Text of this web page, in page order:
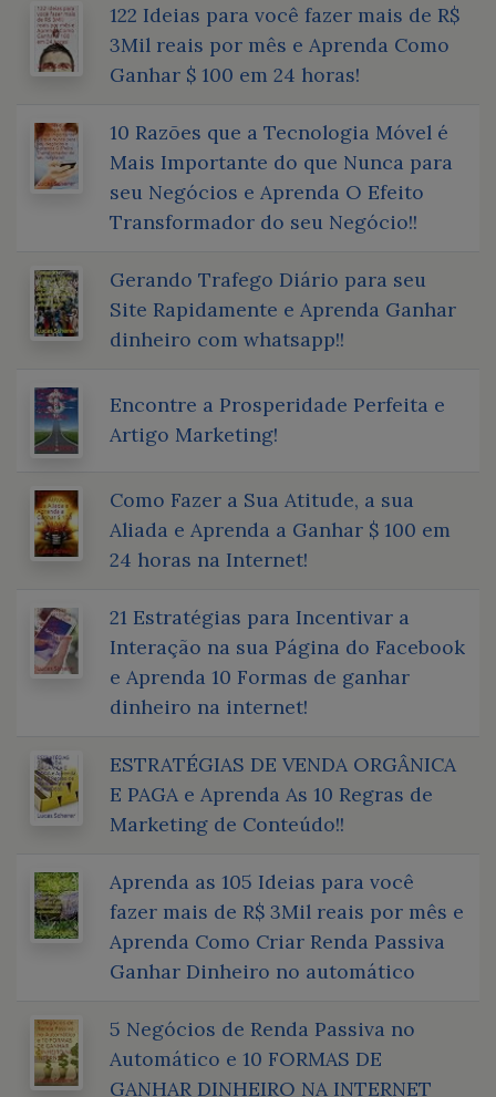
122 Ideias para você fazer mais de R$
3Mil reais por mês e Aprenda Como
Ganhar $ 100 em 24 horas!
10 Razões que a Tecnologia Móvel é
Mais Importante do que Nunca para
seu Negócios e Aprenda O Efeito
Transformador do seu Negócio!!
Gerando Trafego Diário para seu
Site Rapidamente e Aprenda Ganhar
dinheiro com whatsapp!!
Encontre a Prosperidade Perfeita e
Artigo Marketing!
Como Fazer a Sua Atitude, a sua
Aliada e Aprenda a Ganhar $ 100 em
24 horas na Internet!
21 Estratégias para Incentivar a
Interação na sua Página do Facebook
e Aprenda 10 Formas de ganhar
dinheiro na internet!
ESTRATÉGIAS DE VENDA ORGÂNICA
E PAGA e Aprenda As 10 Regras de
Marketing de Conteúdo!!
Aprenda as 105 Ideias para você
fazer mais de R$ 3Mil reais por mês e
Aprenda Como Criar Renda Passiva
Ganhar Dinheiro no automático
5 Negócios de Renda Passiva no
Automático e 10 FORMAS DE
GANHAR DINHEIRO NA INTERNET